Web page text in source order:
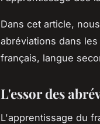
Dans cet article,
abréviations dans
français, langue
L'essor des
L'apprentissage du